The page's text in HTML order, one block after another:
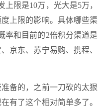
限是10万，光大是5万，
上限的影响。具体哪些渠
率和目前的2倍积分渠道是
京东、苏宁易购、携程、
备的，之前一刀砍的太狠
有了这个相对简单多了。